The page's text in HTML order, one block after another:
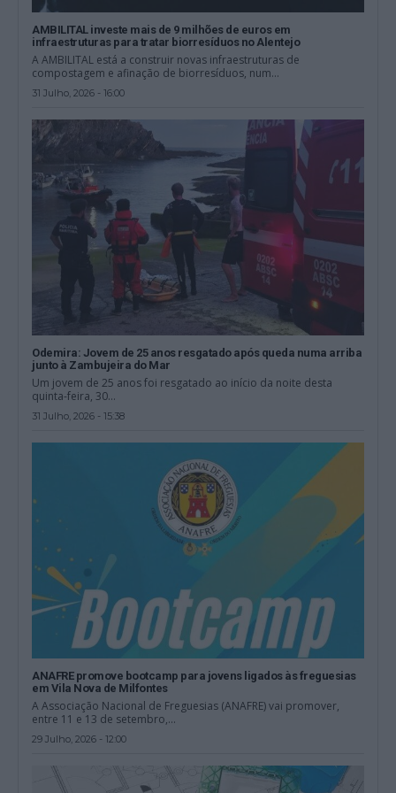
AMBILITAL investe mais de 9 milhões de euros em
infraestruturas para tratar biorresíduos no Alentejo
A AMBILITAL está a construir novas infraestruturas de
compostagem e afinação de biorresíduos, num...
31 Julho, 2026 - 16:00
Odemira: Jovem de 25 anos resgatado após queda numa arriba
junto à Zambujeira do Mar
Um jovem de 25 anos foi resgatado ao início da noite desta
quinta-feira, 30...
31 Julho, 2026 - 15:38
ANAFRE promove bootcamp para jovens ligados às freguesias
em Vila Nova de Milfontes
A Associação Nacional de Freguesias (ANAFRE) vai promover,
entre 11 e 13 de setembro,...
29 Julho, 2026 - 12:00